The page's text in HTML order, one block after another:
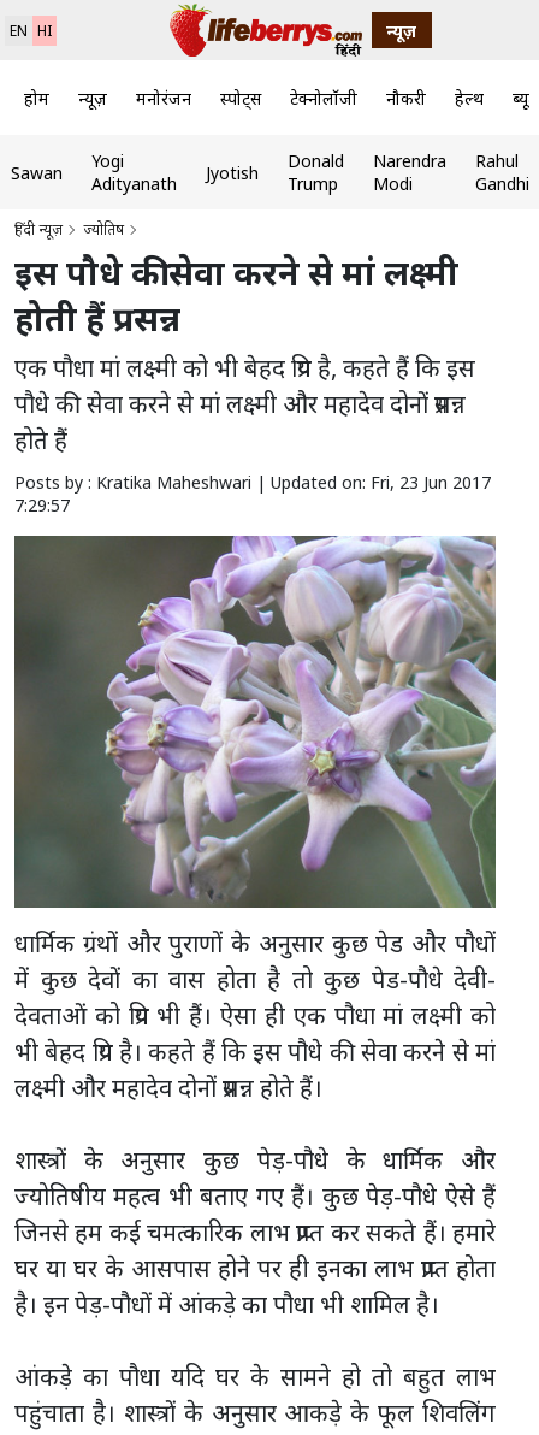
EN HI न्यूज़
होम न्यूज़ मनोरंजन स्पोर्ट्स टेक्नोलॉजी नौकरी हेल्थ
Sawan
Yogi
Adityanath
Jyotish
Donald
Trump
Narendra
Modi
Rahul
Gandhi
हिंदी न्यूज़ ज्योतिष
इस पौधे की सेवा करने से मां लक्ष्मी
होती हैं प्रसन्न
एक पौधा मां लक्ष्मी को भी बेहद प्रिय है, कहते हैं कि इस
पौधे की सेवा करने से मां लक्ष्मी और महादेव दोनों प्रसन्न
होते हैं
Posts by : Kratika Maheshwari | Updated on: Fri, 23 Jun 2017
7:29:57
धार्मिक ग्रंथों और पुराणों के अनुसार कुछ पेड और पौधों
में कुछ देवों का वास होता है तो कुछ पेड-पौधे देवी-
देवताओं को प्रिय भी हैं। ऐसा ही एक पौधा मां लक्ष्मी को
भी बेहद प्रिय है। कहते हैं कि इस पौधे की सेवा करने से मां
लक्ष्मी और महादेव दोनों प्रसन्न होते हैं।
शास्त्रों के अनुसार कुछ पेड़-पौधे के धार्मिक और
ज्योतिषीय महत्व भी बताए गए हैं। कुछ पेड़-पौधे ऐसे हैं
जिनसे हम कई चमत्कारिक लाभ प्राप्त कर सकते हैं। हमारे
घर या घर के आसपास होने पर ही इनका लाभ प्राप्त होता
है। इन पेड़-पौधों में आंकड़े का पौधा भी शामिल है।
आंकड़े का पौधा यदि घर के सामने हो तो बहुत लाभ
पहुंचाता है। शास्त्रों के अनुसार आकड़े के फूल शिवलिंग